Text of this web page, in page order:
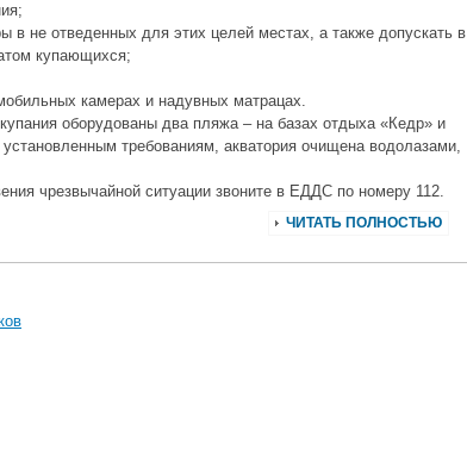
в не отведенных для этих целей местах, а также допускать в
купающихся;
камерах и надувных матрацах.
оборудованы два пляжа – на базах отдыха «Кедр» и
требованиям, акватория очищена водолазами,
чрезвычайной ситуации звоните в ЕДДС по номеру 112.
ЧИТАТЬ ПОЛНОСТЬЮ